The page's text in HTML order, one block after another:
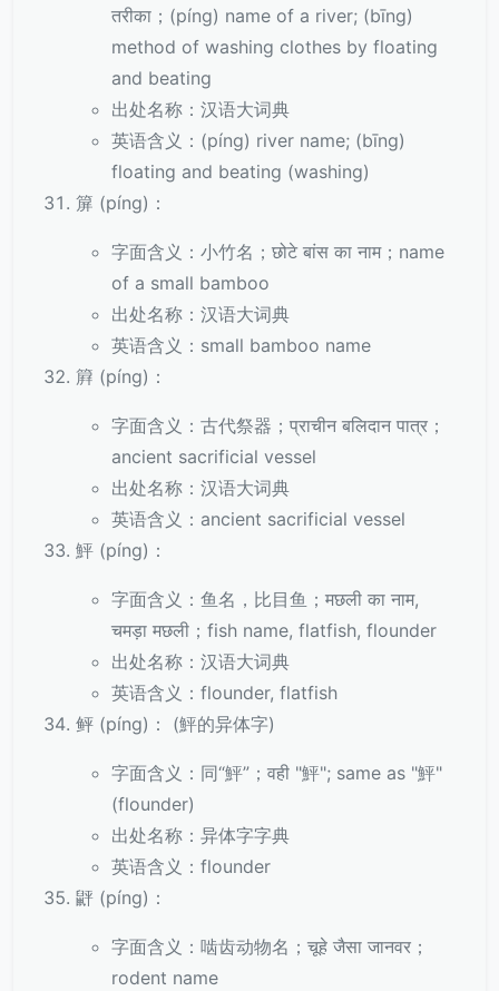
तरीका；(píng) name of a river; (bīng)
method of washing clothes by floating
and beating
出处名称：汉语大词典
英语含义：(píng) river name; (bīng)
floating and beating (washing)
箳 (píng)：
字面含义：小竹名；छोटे बांस का नाम；name
of a small bamboo
出处名称：汉语大词典
英语含义：small bamboo name
簈 (píng)：
字面含义：古代祭器；प्राचीन बलिदान पात्र；
ancient sacrificial vessel
出处名称：汉语大词典
英语含义：ancient sacrificial vessel
鮃 (píng)：
字面含义：鱼名，比目鱼；मछली का नाम,
चमड़ा मछली；fish name, flatfish, flounder
出处名称：汉语大词典
英语含义：flounder, flatfish
鲆 (píng)： (鮃的异体字)
字面含义：同“鮃”；वही "鮃"; same as "鮃"
(flounder)
出处名称：异体字字典
英语含义：flounder
䶄 (píng)：
字面含义：啮齿动物名；चूहे जैसा जानवर；
rodent name